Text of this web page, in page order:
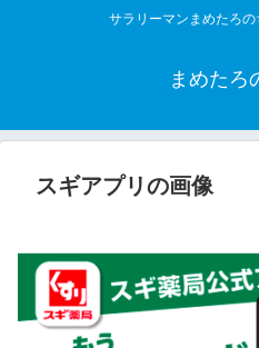
サラリーマンまめたろ
まめたろ
スギアプリの画像